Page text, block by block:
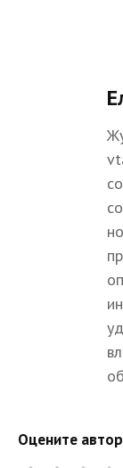
Оцените